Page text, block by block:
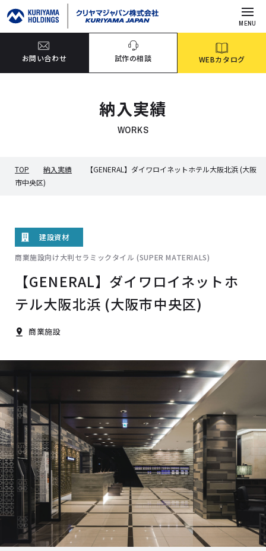
MENU
お問い合わせ 試作の相談 WEBカタログ
納入実績
WORKS
TOP 納入実績
【GENERAL】ダイワロイネットホテル大阪北浜 (大阪
市中央区)
建設資材
商業施設向け大判セラミックタイル (SUPER MATERIALS)
【GENERAL】ダイワロイネットホ
テル大阪北浜 (大阪市中央区)
商業施設